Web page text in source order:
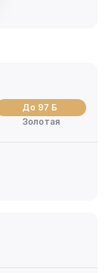
До 97 Б
Золотая